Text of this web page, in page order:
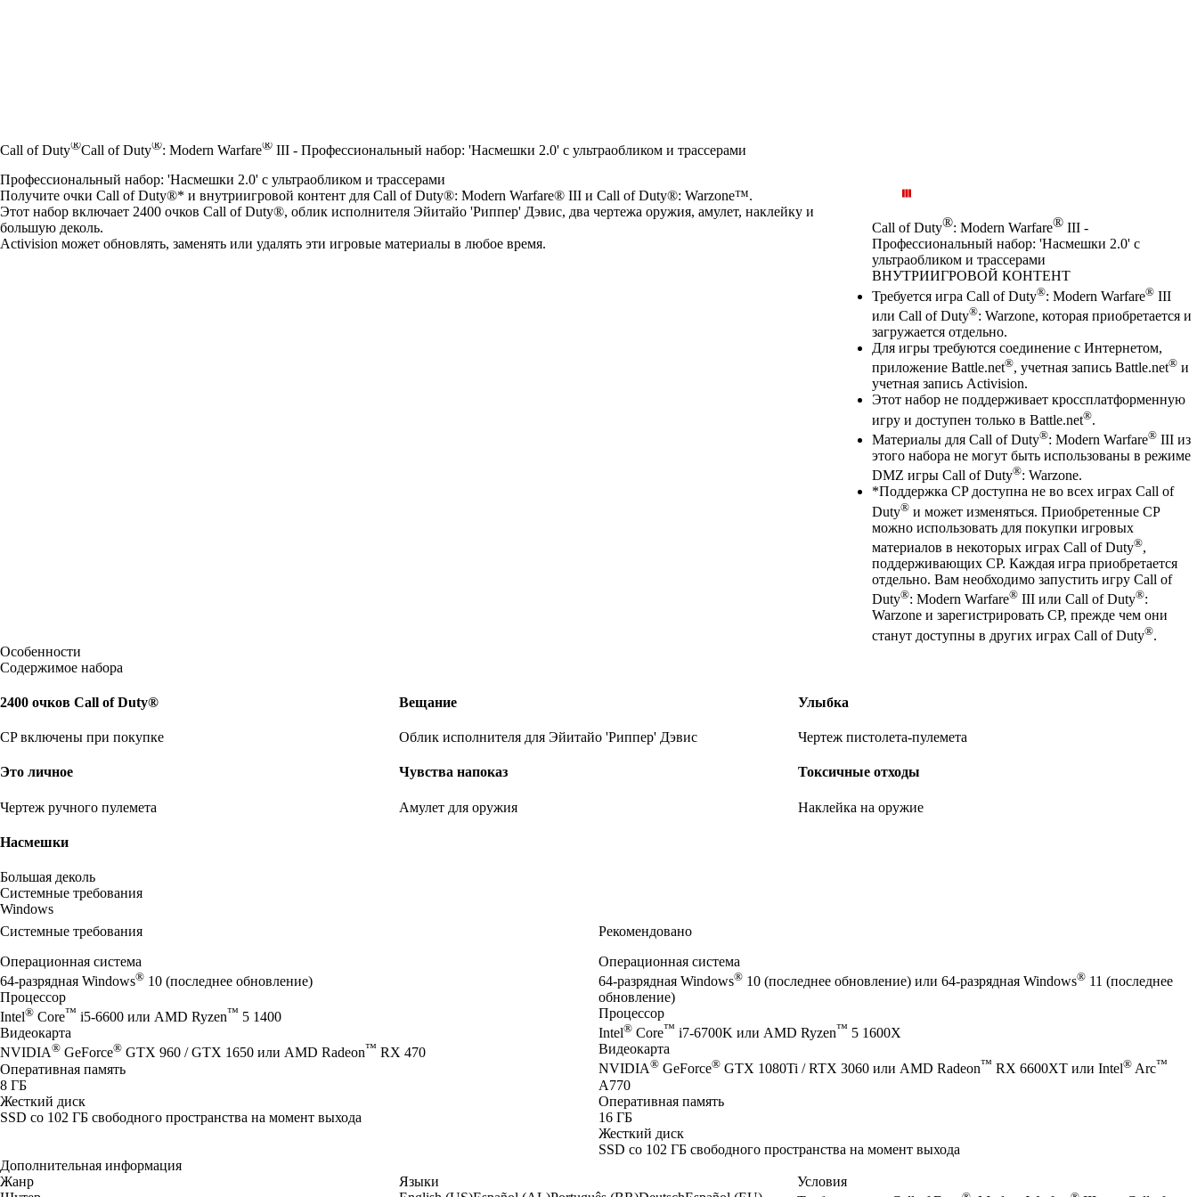
Call of Duty®Call of Duty®: Modern Warfare® III - Профессиональный набор: 'Насмешки 2.0' с ультраобликом и трассерами
Call of Duty®: Modern Warfare® III -
Профессиональный набор: 'Насмешки 2.0' с
ультраобликом и трассерами
ВНУТРИИГРОВОЙ КОНТЕНТ
Цена
Available actions
Требуется игра Call of Duty®: Modern Warfare® III
или Call of Duty®: Warzone, которая приобретается и
загружается отдельно.
Для игры требуются соединение с Интернетом,
приложение Battle.net®, учетная запись Battle.net® и
учетная запись Activision.
Этот набор не поддерживает кроссплатформенную
игру и доступен только в Battle.net®.
Материалы для Call of Duty®: Modern Warfare® III из
этого набора не могут быть использованы в режиме
DMZ игры Call of Duty®: Warzone.
*Поддержка CP доступна не во всех играх Call of
Duty® и может изменяться. Приобретенные CP
можно использовать для покупки игровых
материалов в некоторых играх Call of Duty®,
поддерживающих CP. Каждая игра приобретается
отдельно. Вам необходимо запустить игру Call of
Duty®: Modern Warfare® III или Call of Duty®:
Warzone и зарегистрировать CP, прежде чем они
станут доступны в других играх Call of Duty®.
Профессиональный набор: 'Насмешки 2.0' с ультраобликом и трассерами
Получите очки Call of Duty®* и внутриигровой контент для Call of Duty®: Modern Warfare® III и Call of Duty®: Warzone™.
Этот набор включает 2400 очков Call of Duty®, облик исполнителя Эйитайо 'Риппер' Дэвис, два чертежа оружия, амулет, наклейку и
большую деколь.
Activision может обновлять, заменять или удалять эти игровые материалы в любое время.
Особенности
Содержимое набора
2400 очков Call of Duty®
CP включены при покупке
Вещание
Облик исполнителя для Эйитайо 'Риппер' Дэвис
Улыбка
Чертеж пистолета-пулемета
Это личное
Чертеж ручного пулемета
Чувства напоказ
Амулет для оружия
Токсичные отходы
Наклейка на оружие
Насмешки
Большая деколь
Системные требования
Windows
Системные требования
Операционная система
64-разрядная Windows® 10 (последнее обновление)
Процессор
Intel® Core™ i5-6600 или AMD Ryzen™ 5 1400
Видеокарта
NVIDIA® GeForce® GTX 960 / GTX 1650 или AMD Radeon™ RX 470
Оперативная память
8 ГБ
Жесткий диск
SSD со 102 ГБ свободного пространства на момент выхода
Рекомендовано
Операционная система
64-разрядная Windows® 10 (последнее обновление) или 64-разрядная Windows® 11 (последнее
обновление)
Процессор
Intel® Core™ i7-6700K или AMD Ryzen™ 5 1600X
Видеокарта
NVIDIA® GeForce® GTX 1080Ti / RTX 3060 или AMD Radeon™ RX 6600XT или Intel® Arc™
A770
Оперативная память
16 ГБ
Жесткий диск
SSD со 102 ГБ свободного пространства на момент выхода
Дополнительная информация
Жанр
Языки
Условия